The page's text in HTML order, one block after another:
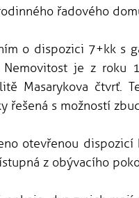
řadového
o dispozici 7+kk s
je z roku
Masarykova čtvrť.
řešená s možností
otevřenou
z obývacího